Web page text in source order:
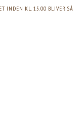
INDEN KL. 15.00 BLIVER SÅ